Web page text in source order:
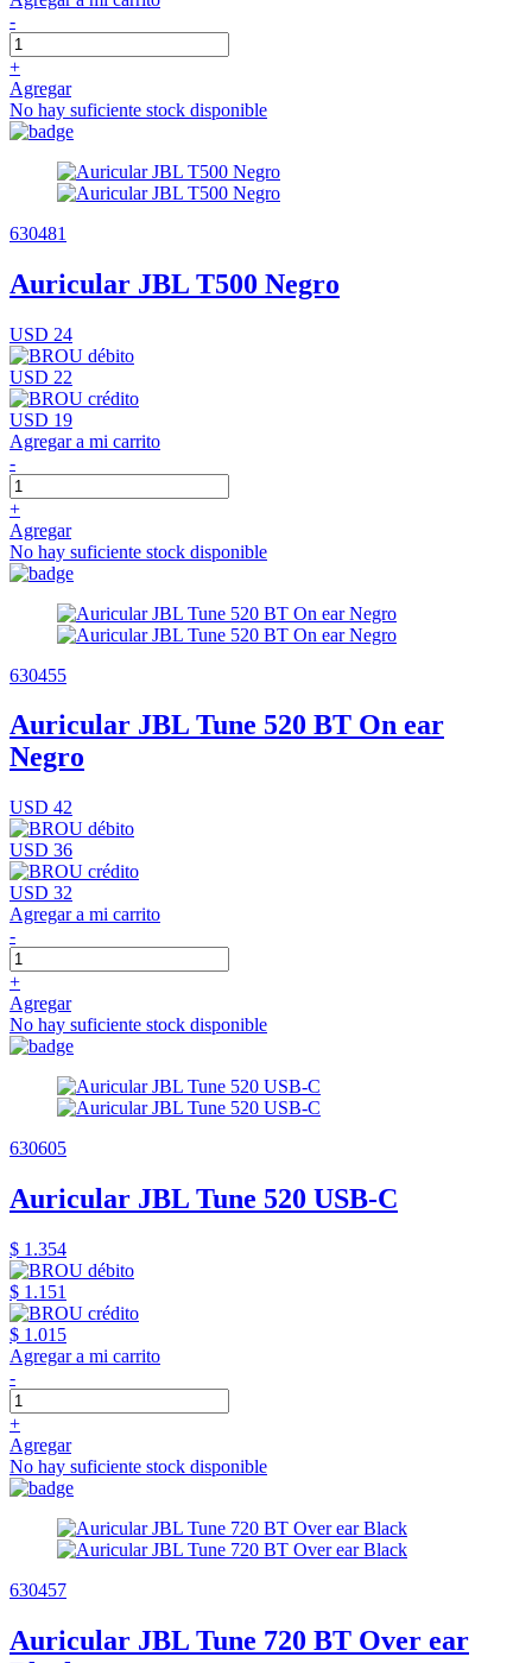
-
+
Agregar
No hay suficiente stock disponible
630481
Auricular JBL T500 Negro
USD 24
USD 22
USD 19
Agregar a mi carrito
-
+
Agregar
No hay suficiente stock disponible
630455
Auricular JBL Tune 520 BT On ear
Negro
USD 42
USD 36
USD 32
Agregar a mi carrito
-
+
Agregar
No hay suficiente stock disponible
630605
Auricular JBL Tune 520 USB-C
$ 1.354
$ 1.151
$ 1.015
Agregar a mi carrito
-
+
Agregar
No hay suficiente stock disponible
630457
Auricular JBL Tune 720 BT Over ear